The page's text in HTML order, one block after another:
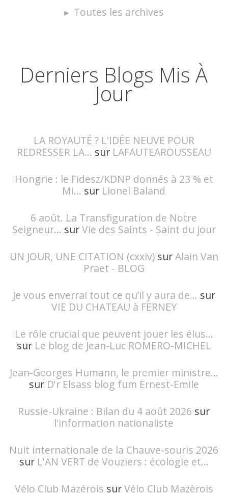
Toutes les archives
Derniers Blogs Mis À
Jour
LA ROYAUTÉ ? L'IDÉE NEUVE POUR
REDRESSER LA... sur LAFAUTEAROUSSEAU
Hongrie : le Fidesz/KDNP donnés à 23 % et
Mi... sur Lionel Baland
6 août. La Transfiguration de Notre
Seigneur... surVie des Saints - Saint du jour
UN JOUR, UNE CITATION (cxxiv)surAlain Van
Praet - BLOG
Je vous enverrai tout ce qu’il y aura de... sur
VIE DU CHATEAU à FERNEY
Le rôle crucial que peuvent jouer les élus...
sur Le blog de Jean-Luc ROMERO-MICHEL
Jean-Georges Humann, le premier ministre...
sur D'r Elsass blog fum Ernest-Emile
Russie-Ukraine : Bilan du 4 août 2026 sur
l'information nationaliste
Nuit internationale de la Chauve-souris 2026
sur L'AN VERT de Vouziers : écologie et...
Vélo Club Mazérois surVélo Club Mazèrois